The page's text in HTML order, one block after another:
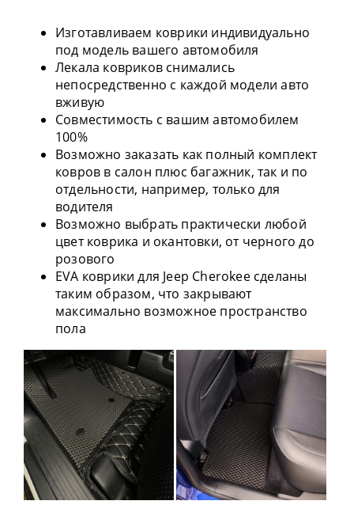
Изготавливаем коврики индивидуально
под модель вашего автомобиля
Лекала ковриков снимались
непосредственно с каждой модели авто
вживую
Совместимость с вашим автомобилем
100%
Возможно заказать как полный комплект
ковров в салон плюс багажник, так и по
отдельности, например, только для
водителя
Возможно выбрать практически любой
цвет коврика и окантовки, от черного до
розового
EVA коврики для Jeep Cherokee сделаны
таким образом, что закрывают
максимально возможное пространство
пола